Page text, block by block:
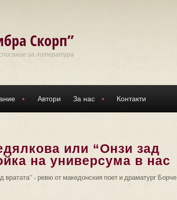
Скорп”
за литература
Автори За нас Контакти
или “Онзи зад
на универсума в нас
- ревю от македонския поет и драматург Борче